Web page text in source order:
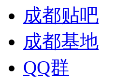
成都贴吧
成都基地
QQ群